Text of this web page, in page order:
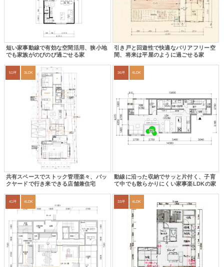
短い家事動線で有効な空間活用、狭小地
でも家族がのびのび過ごせる家
引き戸と回遊性で快適なバリアフリー空
間、将来は平屋のように過ごせる家
51坪 3LDK
共有スペースでストック管理楽々、バッ
クヤードで行き来できる店舗兼住宅
36坪 4LDK
動線に沿った収納でサッと片付く、子育
て中でも散らかりにくい家事楽LDKの家
41坪 4LDK 33坪 4LDK